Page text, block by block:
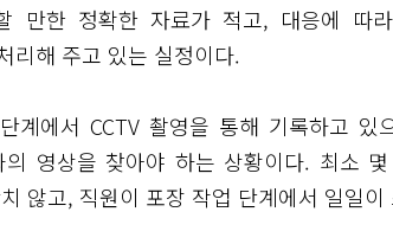
만한 정확한 자료가 적고, 대응에 따
리해 주고 있는 실정이다.
계에서 CCTV 촬영을 통해 기록하고 있
영상을 찾아야 하는 상황이다. 최소
않고, 직원이 포장 작업 단계에서 일일